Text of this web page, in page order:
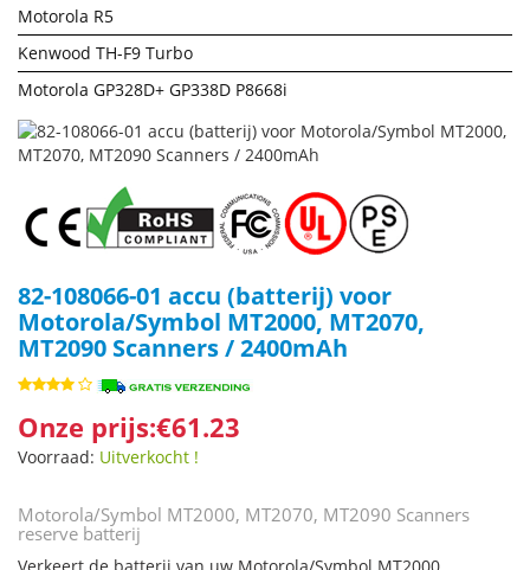
Motorola R5
Kenwood TH-F9 Turbo
Motorola GP328D+ GP338D P8668i
82-108066-01 accu (batterij) voor
Motorola/Symbol MT2000, MT2070,
MT2090 Scanners / 2400mAh
Onze prijs:€61.23
Voorraad: Uitverkocht !
Motorola/Symbol MT2000, MT2070, MT2090 Scanners
reserve batterij